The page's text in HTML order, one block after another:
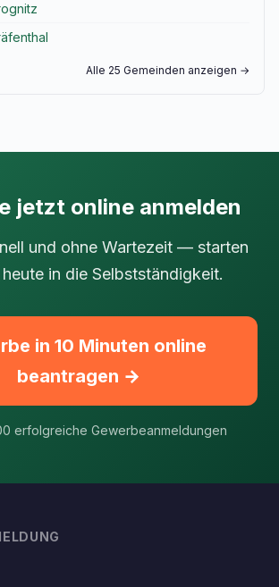
Alle 25 Gemeinden anzeigen →
jetzt online anmelden
und ohne Wartezeit — starten
in die Selbstständigkeit.
in 10 Minuten online
beantragen →
erfolgreiche Gewerbeanmeldungen